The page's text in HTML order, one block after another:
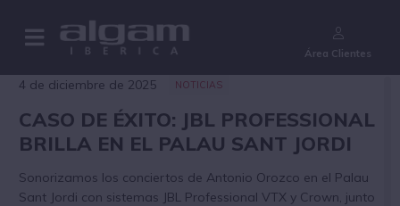
Área Clientes
4 de diciembre de 2025 NOTICIAS
CASO DE ÉXITO: JBL PROFESSIONAL
BRILLA EN EL PALAU SANT JORDI
Sonorizamos los conciertos de Antonio Orozco en el Palau
Sant Jordi con sistemas JBL Professional VTX y Crown, junto